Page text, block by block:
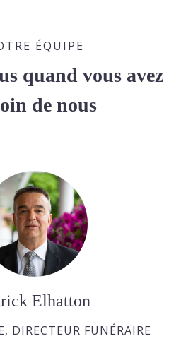
ÉQUIPE
quand vous avez
de nous
Elhatton
DIRECTEUR FUNÉRAIRE